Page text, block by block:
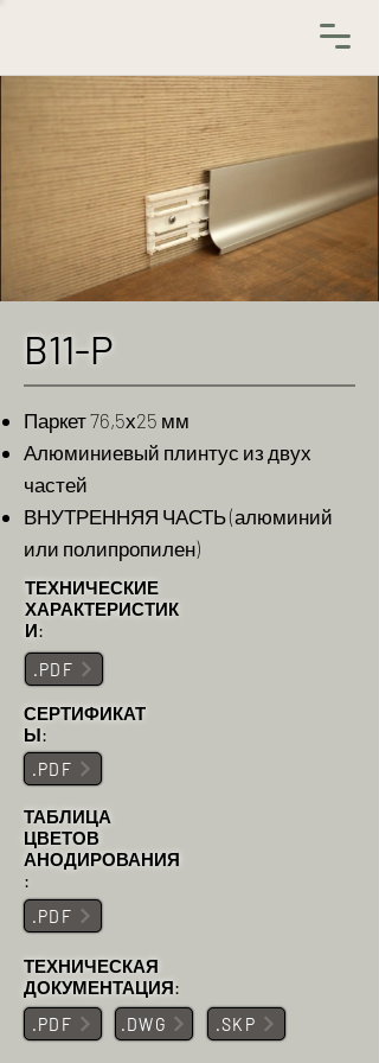
B11-P
Паркет 76,5х25 мм
Алюминиевый плинтус из двух
частей
ВНУТРЕННЯЯ ЧАСТЬ (алюминий
или полипропилен)
ТЕХНИЧЕСКИЕ
ХАРАКТЕРИСТИК
И:
.PDF
СЕРТИФИКАТ
Ы:
.PDF
ТАБЛИЦА
ЦВЕТОВ
АНОДИРОВАНИЯ
:
.PDF
ТЕХНИЧЕСКАЯ
ДОКУМЕНТАЦИЯ:
.PDF .DWG .SKP